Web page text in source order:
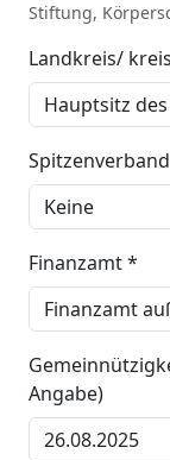
Stiftung,
Landkreis/
Finanzamt *
Angabe)